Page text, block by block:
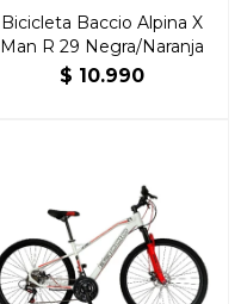
Bicicleta Baccio Alpina X
Man R 29 Negra/Naranja
$ 10.990